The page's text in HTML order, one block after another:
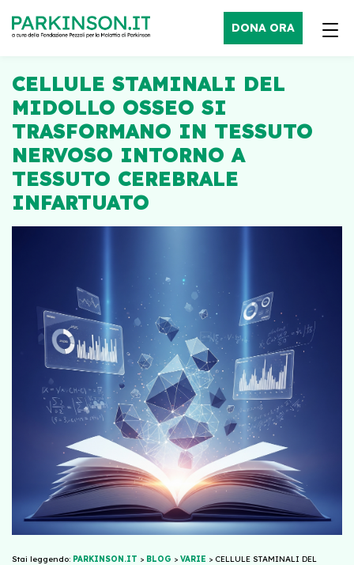
DONA ORA
CELLULE STAMINALI DEL
MIDOLLO OSSEO SI
TRASFORMANO IN TESSUTO
NERVOSO INTORNO A
TESSUTO CEREBRALE
INFARTUATO
Stai leggendo: PARKINSON.IT > BLOG > VARIE > CELLULE STAMINALI DEL